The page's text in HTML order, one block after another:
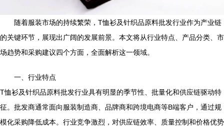
随着服装市场的持续繁荣，T恤衫及针织品原料批发行业作为产业链
的关键环节，展现出广阔的发展前景。本文将从行业特点、产品分类、市
场趋势和采购建议四个方面，全面解析这一领域。
一、行业特点
T恤衫及针织品原料批发行业具有明显的季节性、批量化和供应链驱动特
征。批发商通常面向服装制造商、品牌商和跨境电商等B端客户，通过规
模化采购降低成本。行业竞争激烈，对供应链效率、质量控制和价格优势